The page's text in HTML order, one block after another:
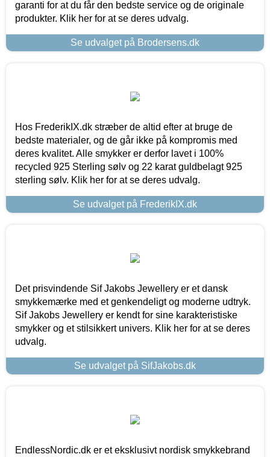
garanti for at du får den bedste service og de originale
produkter. Klik her for at se deres udvalg.
Se udvalget på Brodersens.dk
Hos FrederikIX.dk stræber de altid efter at bruge de
bedste materialer, og de går ikke på kompromis med
deres kvalitet. Alle smykker er derfor lavet i 100%
recycled 925 Sterling sølv og 22 karat guldbelagt 925
sterling sølv. Klik her for at se deres udvalg.
Se udvalget på FrederikIX.dk
Det prisvindende Sif Jakobs Jewellery er et dansk
smykkemærke med et genkendeligt og moderne udtryk.
Sif Jakobs Jewellery er kendt for sine karakteristiske
smykker og et stilsikkert univers. Klik her for at se deres
udvalg.
Se udvalget på SifJakobs.dk
EndlessNordic.dk er et eksklusivt nordisk smykkebrand